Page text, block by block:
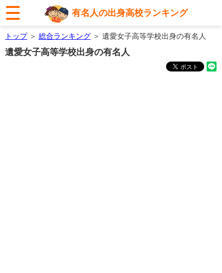
有名人の出身高校ランキング
トップ＞ 総合ランキング ＞ 遺愛女子高等学校出身の有名人
遺愛女子高等学校出身の有名人